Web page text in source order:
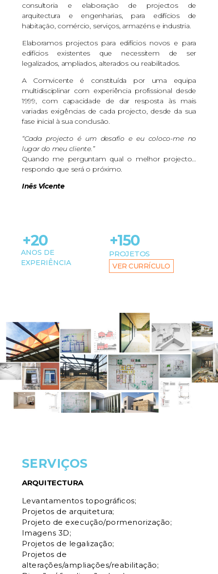
consultoria e elaboração de projectos de
arquitectura e engenharias, para edifícios de
habitação, comércio, serviços, armazéns e industria.
Elaboramos projectos para edifícios novos e para
edifícios existentes que necessitem de ser
legalizados, ampliados, alterados ou reabilitados.
A Comvicente é constituída por uma equipa
multidisciplinar com experiência profissional desde
1999, com capacidade de dar resposta às mais
variadas exigências de cada projecto, desde da sua
fase inicial à sua conclusão.
“Cada projecto é um desafio e eu coloco-me no
lugar do meu cliente.”
Quando me perguntam qual o melhor projecto…
respondo que será o próximo.
Inês Vicente
+20
ANOS DE
EXPERIÊNCIA
+150
PROJETOS
VER CURRÍCULO
SERVIÇOS
ARQUITECTURA
Levantamentos topográficos;
Projetos de arquitetura;
Projeto de execução/pormenorização;
Imagens 3D;
Projetos de legalização;
Projetos de
alterações/ampliações/reabilitação;